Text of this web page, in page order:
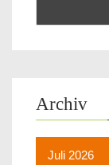
Archiv
Juli 2026